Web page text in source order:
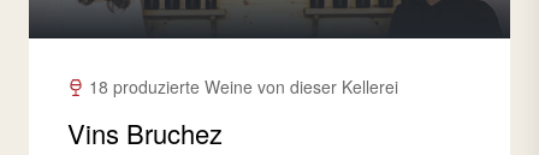
18 produzierte Weine von dieser Kellerei
Vins Bruchez